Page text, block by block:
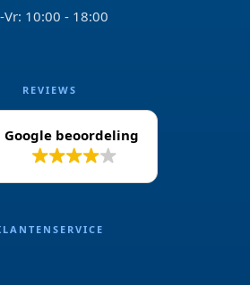
10:00 - 18:00
REVIEWS
Google beoordeling